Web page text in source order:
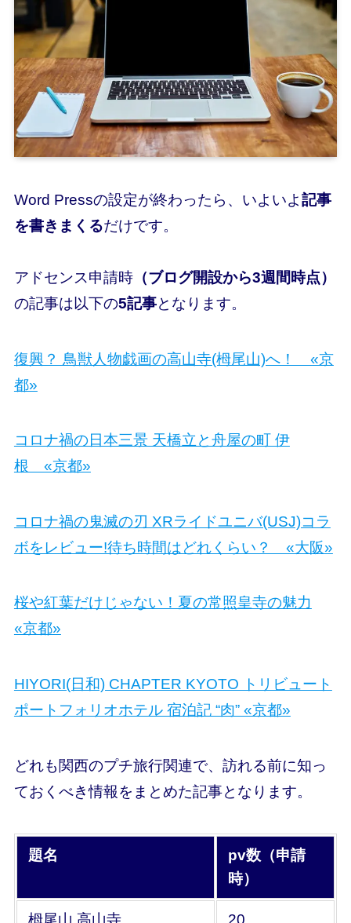
Word Pressの設定が終わったら、いよいよ記事
を書きまくるだけです。
アドセンス申請時（ブログ開設から3週間時点）
の記事は以下の5記事となります。
復興？ 鳥獣人物戯画の高山寺(栂尾山)へ！ «京
都»
コロナ禍の日本三景 天橋立と舟屋の町 伊
根 «京都»
コロナ禍の鬼滅の刃 XRライドユニバ(USJ)コラ
ボをレビュー!待ち時間はどれくらい？ «大阪»
桜や紅葉だけじゃない！夏の常照皇寺の魅力
«京都»
HIYORI(日和) CHAPTER KYOTO トリビュート
ポートフォリオホテル 宿泊記 “肉” «京都»
どれも関西のプチ旅行関連で、 訪れる前に知っ
ておくべき情報をまとめた記事となります。
題名
pv数（申請
時）
栂尾山 高山寺 20